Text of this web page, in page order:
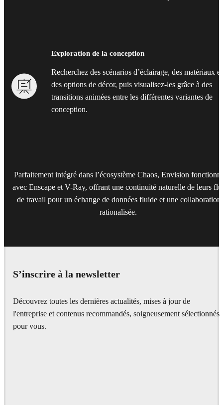
Exploration de la conception
Recherchez des scénarios d’éclairage, des matériaux et
des options de décor, puis visualisez-les grâce à des
transitions animées entre les différentes variantes de
conception.
Parfaitement intégré dans l’écosystème Chaos, Envision
avec Enscape et V-Ray, offrant une continuité naturelle de leurs
de travail pour un échange de données fluide et une collaboration
rationalisée.
S’inscrire à la newsletter
Découvrez toutes les dernières actualités, mises à jour de
l'entreprise et contenus recommandés, soigneusement sélectionnés
pour vous.